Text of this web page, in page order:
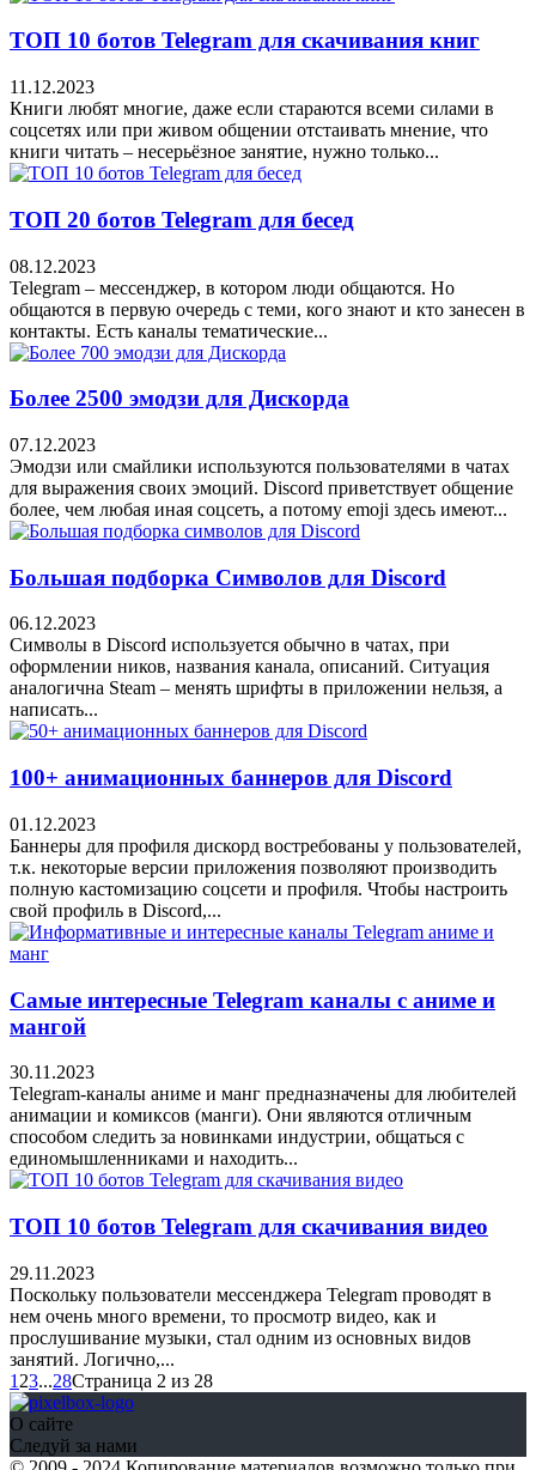
ТОП 10 ботов Telegram для скачивания книг
11.12.2023
Книги любят многие, даже если стараются всеми силами в
соцсетях или при живом общении отстаивать мнение, что
книги читать – несерьёзное занятие, нужно только...
ТОП 20 ботов Telegram для бесед
08.12.2023
Telegram – мессенджер, в котором люди общаются. Но
общаются в первую очередь с теми, кого знают и кто занесен в
контакты. Есть каналы тематические...
Более 2500 эмодзи для Дискорда
07.12.2023
Эмодзи или смайлики используются пользователями в чатах
для выражения своих эмоций. Discord приветствует общение
более, чем любая иная соцсеть, а потому emoji здесь имеют...
Большая подборка Cимволов для Discord
06.12.2023
Символы в Discord используется обычно в чатах, при
оформлении ников, названия канала, описаний. Ситуация
аналогична Steam – менять шрифты в приложении нельзя, а
написать...
100+ анимационных баннеров для Discord
01.12.2023
Баннеры для профиля дискорд востребованы у пользователей,
т.к. некоторые версии приложения позволяют производить
полную кастомизацию соцсети и профиля. Чтобы настроить
свой профиль в Discord,...
Самые интересные Telegram каналы с аниме и
мангой
30.11.2023
Telegram-каналы аниме и манг предназначены для любителей
анимации и комиксов (манги). Они являются отличным
способом следить за новинками индустрии, общаться с
единомышленниками и находить...
ТОП 10 ботов Telegram для скачивания видео
29.11.2023
Поскольку пользователи мессенджера Telegram проводят в
нем очень много времени, то просмотр видео, как и
прослушивание музыки, стал одним из основных видов
занятий. Логично,...
1 23...28Страница 2 из 28
О сайте
Следуй за нами